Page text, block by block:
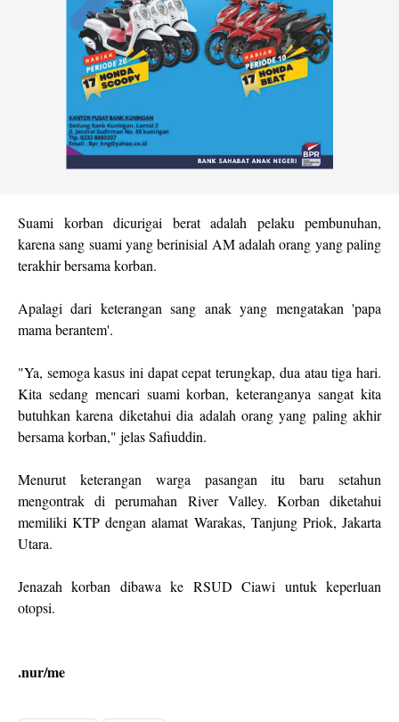
Suami korban dicurigai berat adalah pelaku pembunuhan,
karena sang suami yang berinisial AM adalah orang yang paling
terakhir bersama korban.
Apalagi dari keterangan sang anak yang mengatakan 'papa
mama berantem'.
"Ya, semoga kasus ini dapat cepat terungkap, dua atau tiga hari.
Kita sedang mencari suami korban, keteranganya sangat kita
butuhkan karena diketahui dia adalah orang yang paling akhir
bersama korban," jelas Safiuddin.
Menurut keterangan warga pasangan itu baru setahun
mengontrak di perumahan River Valley. Korban diketahui
memiliki KTP dengan alamat Warakas, Tanjung Priok, Jakarta
Utara.
Jenazah korban dibawa ke RSUD Ciawi untuk keperluan
otopsi.
.nur/me